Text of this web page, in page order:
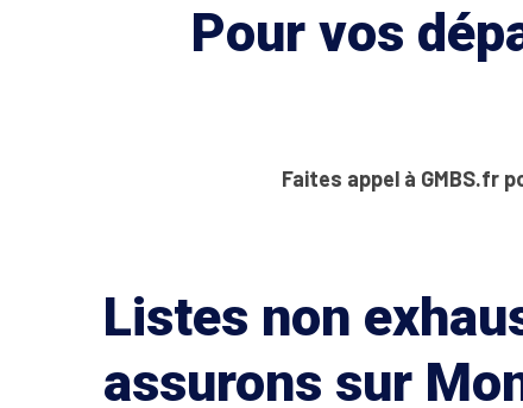
Pour vos
Faites appel à GMBS.fr
Listes non
assurons sur